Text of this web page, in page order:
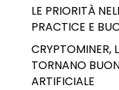
LE PRIORITÀ
PRACTICE E
CRYPTOMINER,
TORNANO
ARTIFICIALE